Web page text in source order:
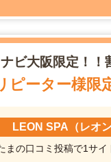
ビ大阪限定！！
ピーター様限
LEON SPA（レオン
まの口コミ投稿で1サ